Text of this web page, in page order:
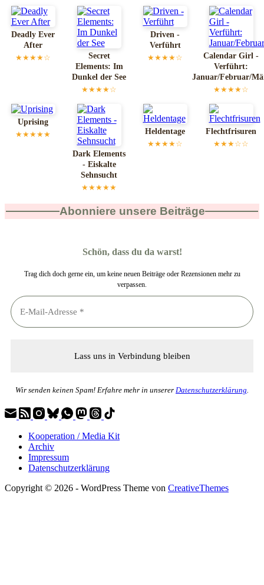
Deadly Ever
After
★★★★☆
Secret
Elements: Im
Dunkel der See
★★★★☆
Driven -
Verführt
★★★★☆
Calendar Girl -
Verführt:
Januar/Februar/
★★★★☆
Uprising
★★★★★
Dark Elements
- Eiskalte
Sehnsucht
★★★★★
Heldentage
★★★★☆
Flechtfrisuren
★★★☆☆
Abonniere unsere Beiträge
Schön, dass du da warst!
Trag dich doch gerne ein, um keine neuen Beiträge oder Rezensionen mehr zu
verpassen.
Wir senden keinen Spam! Erfahre mehr in unserer Datenschutzerklärung.
Kooperation / Media Kit
Archiv
Impressum
Datenschutzerklärung
Copyright © 2026 - WordPress Theme von CreativeThemes